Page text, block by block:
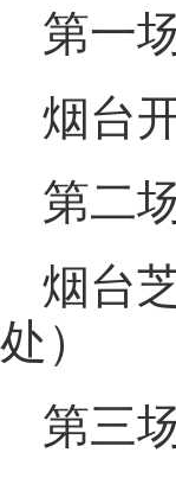
第一
烟台
第二
烟台
处）
第三